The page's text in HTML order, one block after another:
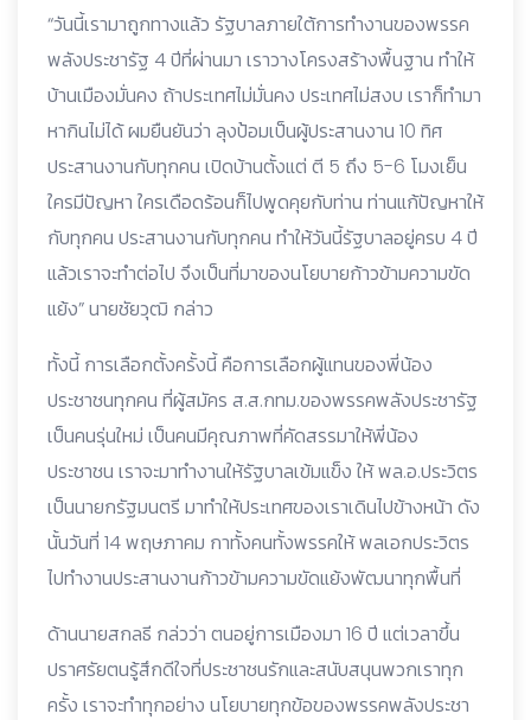
“วันนี้เรามาถูกทางแล้ว รัฐบาลภายใต้การทำงานของพรรค
พลังประชารัฐ 4 ปีที่ผ่านมา เราวางโครงสร้างพื้นฐาน ทำให้
บ้านเมืองมั่นคง ถ้าประเทศไม่มั่นคง ประเทศไม่สงบ เราก็ทำมา
หากินไม่ได้ ผมยืนยันว่า ลุงป้อมเป็นผู้ประสานงาน 10 ทิศ
ประสานงานกับทุกคน เปิดบ้านตั้งแต่ ตี 5 ถึง 5-6 โมงเย็น
ใครมีปัญหา ใครเดือดร้อนก็ไปพูดคุยกับท่าน ท่านแก้ปัญหาให้
กับทุกคน ประสานงานกับทุกคน ทำให้วันนี้รัฐบาลอยู่ครบ 4 ปี
แล้วเราจะทำต่อไป จึงเป็นที่มาของนโยบายก้าวข้ามความขัด
แย้ง” นายชัยวุฒิ กล่าว
ทั้งนี้ การเลือกตั้งครั้งนี้ คือการเลือกผู้แทนของพี่น้อง
ประชาชนทุกคน ที่ผู้สมัคร ส.ส.กทม.ของพรรคพลังประชารัฐ
เป็นคนรุ่นใหม่ เป็นคนมีคุณภาพที่คัดสรรมาให้พี่น้อง
ประชาชน เราจะมาทำงานให้รัฐบาลเข้มแข็ง ให้ พล.อ.ประวิตร
เป็นนายกรัฐมนตรี มาทำให้ประเทศของเราเดินไปข้างหน้า ดัง
นั้นวันที่ 14 พฤษภาคม กาทั้งคนทั้งพรรคให้ พลเอกประวิตร
ไปทำงานประสานงานก้าวข้ามความขัดแย้งพัฒนาทุกพื้นที่
ด้านนายสกลธี กล่วว่า ตนอยู่การเมืองมา 16 ปี แต่เวลาขึ้น
ปราศรัยตนรู้สึกดีใจที่ประชาชนรักและสนับสนุนพวกเราทุก
ครั้ง เราจะทำทุกอย่าง นโยบายทุกข้อของพรรคพลังประชา